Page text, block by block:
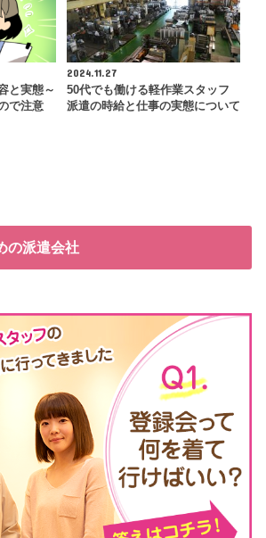
と実態～
で注意
2024.11.27
50代でも働ける軽作業スタッフ
派遣の時給と仕事の実態について
の派遣会社